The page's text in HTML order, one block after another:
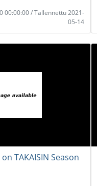
00:00:00 / Tallennettu 2021-
05-14
TAKAISIN Season